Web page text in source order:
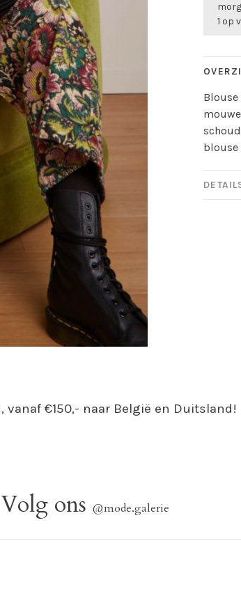
1 op
blouse
€150,- naar België en Duitsland!
Volg ons @mode.galerie